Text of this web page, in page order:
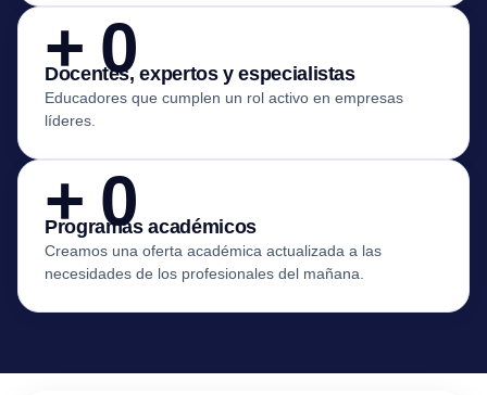
+ 0
Docentes, expertos y especialistas
Educadores que cumplen un rol activo en empresas
líderes.
+ 0
Programas académicos
Creamos una oferta académica actualizada a las
necesidades de los profesionales del mañana.